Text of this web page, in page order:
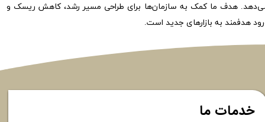
هدف ما کمک به سازمان‌ها برای طراحی مسیر رشد، کاهش ریسک و
هدفمند به بازارهای جدید است.​​​​​​​
خدمات ما